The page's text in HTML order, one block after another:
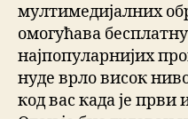
мултимедијалних
омогућава
најпопуларнијих
нуде врло висок
код вас када је